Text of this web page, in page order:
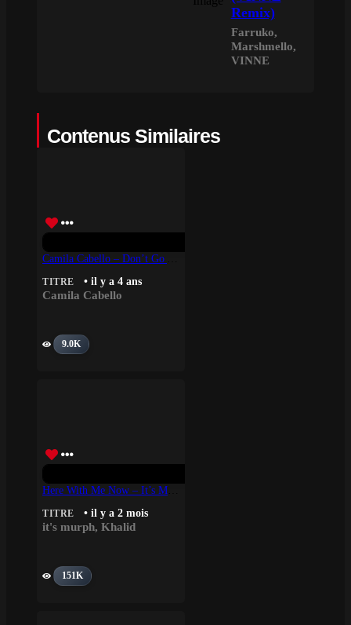
Remix)
Farruko,
Marshmello,
VINNE
Contenus Similaires
TITRE • il y a 4 ans
Camila Cabello
9.0K
TITRE • il y a 2 mois
it's murph, Khalid
151K